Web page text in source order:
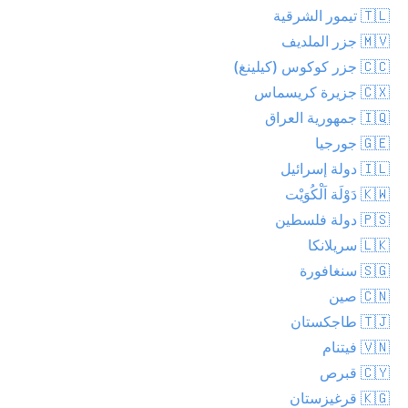
🇹🇱 تيمور الشرقية
🇲🇻 جزر الملديف
🇨🇨 جزر كوكوس (كيلينغ)
🇨🇽 جزيرة كريسماس
🇮🇶 جمهورية العراق
🇬🇪 جورجيا
🇮🇱 دولة إسرائيل
🇰🇼 دَوْلَة اَلْكُوَيْت
🇵🇸 دولة فلسطين
🇱🇰 سريلانكا
🇸🇬 سنغافورة
🇨🇳 صين
🇹🇯 طاجكستان
🇻🇳 فيتنام
🇨🇾 قبرص
🇰🇬 قرغيزستان